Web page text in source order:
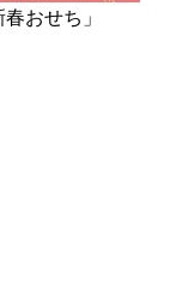
おせち」